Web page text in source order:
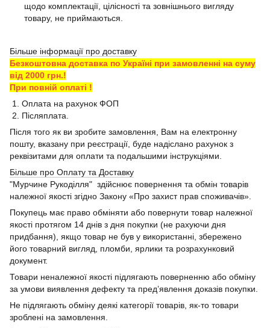
щодо комплектації, цілісності та зовнішнього вигляду
товару, не приймаються.
Більше інформації про доставку
Безкоштовна доставка по Україні при замовленні на суму
від 2000 грн.!
При повній оплаті !
1. Оплата на рахунок ФОП
2. Післяплата.
Після того як ви зробите замовлення, Вам на електронну
пошту, вказану при реєстрації, буде надіслано рахунок з
реквізитами для оплати та подальшими інструкціями.
Більше про Оплату та Доставку
"Мурчине Рукоділля" здійснює повернення та обмін товарів
належної якості згідно Закону «Про захист прав споживачів».
Покупець має право обміняти або повернути товар належної
якості протягом 14 днів з дня покупки (не рахуючи дня
придбання), якщо товар не був у використанні, збережено
його товарний вигляд, пломби, ярлики та розрахунковий
документ.
Товари неналежної якості підлягають поверненню або обміну
за умови виявлення дефекту та пред’явлення доказів покупки.
Не підлягають обміну деякі категорії товарів, як-то товари
зроблені на замовлення.